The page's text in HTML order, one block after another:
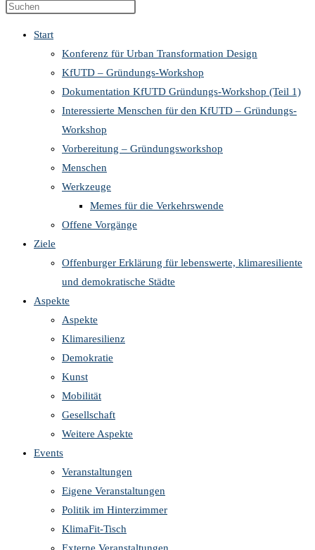
durchsuchen
search
panel.
close
the
search
panel.
Start
Konferenz für Urban Transformation Design
KfUTD – Gründungs-Workshop
Dokumentation KfUTD Gründungs-Workshop (Teil 1)
Interessierte Menschen für den KfUTD – Gründungs-
Workshop
Vorbereitung – Gründungsworkshop
Menschen
Werkzeuge
Memes für die Verkehrswende
Offene Vorgänge
Ziele
Offenburger Erklärung für lebenswerte, klimaresiliente
und demokratische Städte
Aspekte
Aspekte
Klimaresilienz
Demokratie
Kunst
Mobilität
Gesellschaft
Weitere Aspekte
Events
Veranstaltungen
Eigene Veranstaltungen
Politik im Hinterzimmer
KlimaFit-Tisch